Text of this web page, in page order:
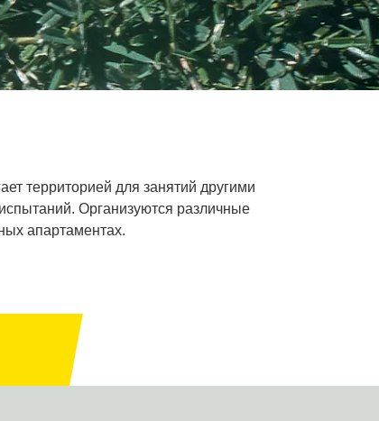
территорией для занятий другими
Организуются различные
апартаментах.